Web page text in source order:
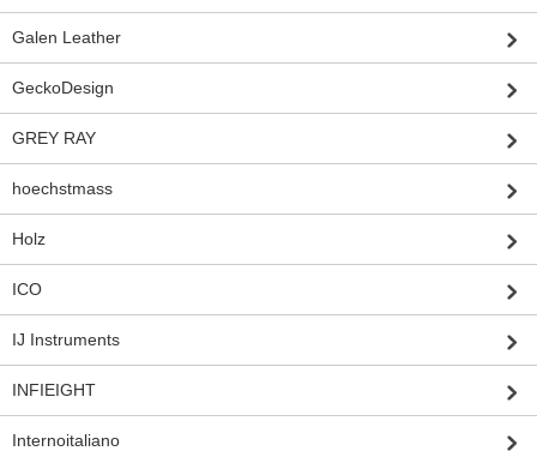
Galen Leather
GeckoDesign
GREY RAY
hoechstmass
Holz
ICO
IJ Instruments
INFIEIGHT
Internoitaliano